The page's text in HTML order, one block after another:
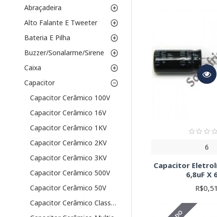
Abraçadeira
Alto Falante E Tweeter
Bateria E Pilha
Buzzer/Sonalarme/Sirene
Caixa
Capacitor
Capacitor Cerâmico 100V
Capacitor Cerâmico 16V
Capacitor Cerâmico 1KV
Capacitor Cerâmico 2KV
Capacitor Cerâmico 3KV
Capacitor Cerâmico 500V
Capacitor Cerâmico 50V
Capacitor Cerâmico Classe X/Y
inverter. Ideal
Escolha o valor
Tensão Nominal
Soldafria, você
Tolerância (%):
Temperatura
Como Escolher o
Para selecionar o
funcionamento do
projeto. Caso tenha
Aplicações Comuns:
Capacitores
6
Capacitor
6,8uF X
R$0,51